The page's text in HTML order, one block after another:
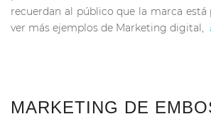
recuerdan al público que la marca está
ver más ejemplos de Marketing digital,
MARKETING DE